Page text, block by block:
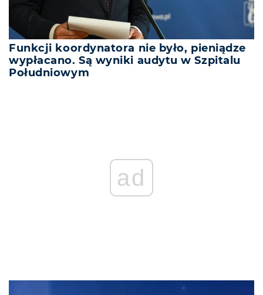
Funkcji koordynatora nie było, pieniądze
wypłacano. Są wyniki audytu w Szpitalu
Południowym
ad